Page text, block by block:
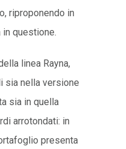
riproponendo in
in questione.
linea Rayna,
sia nella versione
sia in quella
arrotondati: in
presenta